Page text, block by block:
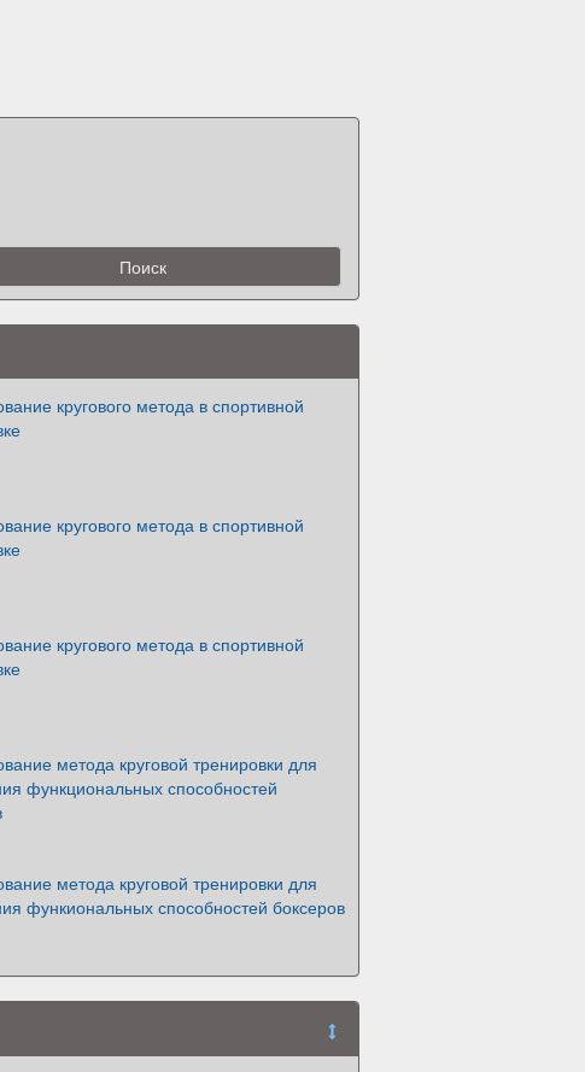
кругового метода в спортивной
кругового метода в спортивной
кругового метода в спортивной
метода круговой тренировки для
функциональных способностей
метода круговой тренировки для
функиональных способностей боксеров